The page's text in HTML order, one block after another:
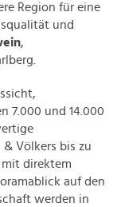
Region für eine
und
,
7.000 und 14.000
Völkers bis zu
mit direktem
auf den
werden in